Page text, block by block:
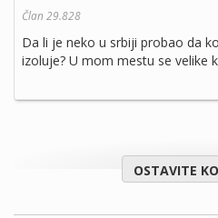
Član 29.828
Da li je neko u srbiji probao da
izoluje? U mom mestu se velike
OSTAVITE